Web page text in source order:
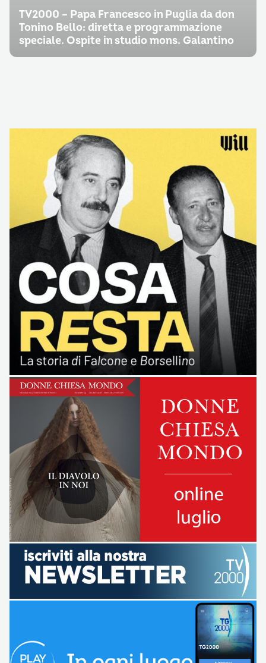
TV2000 – Papa Francesco in Puglia da don
Tonino Bello: diretta e programmazione
speciale. Ospite in studio mons. Galantino